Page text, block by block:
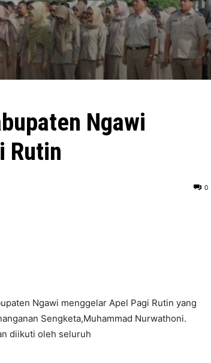
Ngawi
Rutin
0
Ngawi menggelar Apel Pagi Rutin yang
Sengketa,Muhammad Nurwathoni.
diikuti oleh seluruh